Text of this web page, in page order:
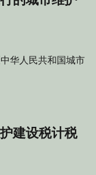
华人民共和国城市
建设税计税